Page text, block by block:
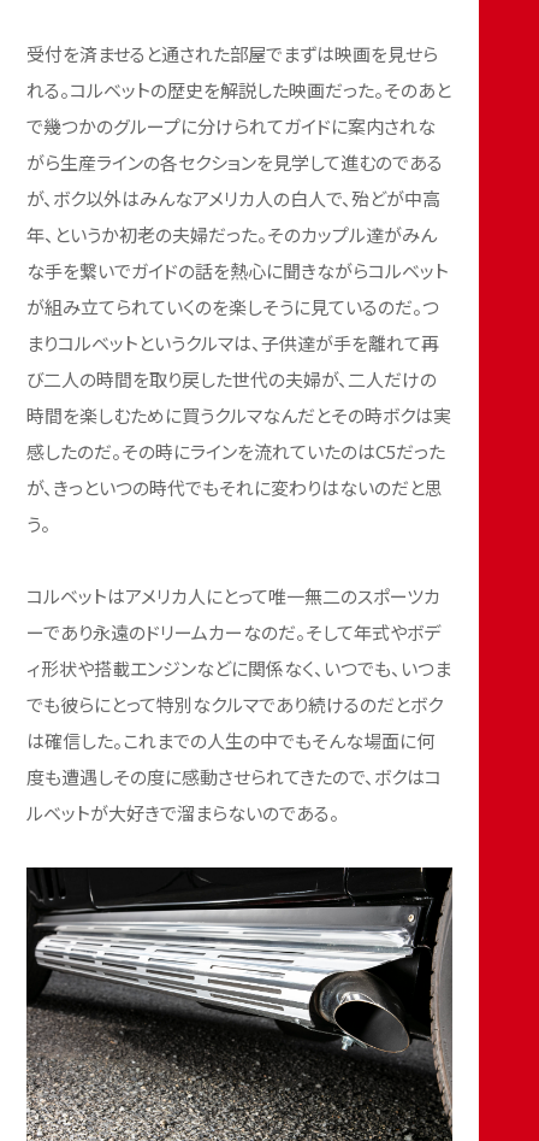
受付を済ませると通された部屋でまずは映画を見せら
れる。コルベットの歴史を解説した映画だった。そのあと
で幾つかのグループに分けられてガイドに案内されな
がら生産ラインの各セクションを見学して進むのである
が、ボク以外はみんなアメリカ人の白人で、殆どが中高
年、というか初老の夫婦だった。そのカップル達がみん
な手を繋いでガイドの話を熱心に聞きながらコルベット
が組み立てられていくのを楽しそうに見ているのだ。つ
まりコルベットというクルマは、子供達が手を離れて再
び二人の時間を取り戻した世代の夫婦が、二人だけの
時間を楽しむために買うクルマなんだとその時ボクは実
感したのだ。その時にラインを流れていたのはC5だった
が、きっといつの時代でもそれに変わりはないのだと思
う。
コルベットはアメリカ人にとって唯一無二のスポーツカ
ーであり永遠のドリームカーなのだ。そして年式やボデ
ィ形状や搭載エンジンなどに関係なく、いつでも、いつま
でも彼らにとって特別なクルマであり続けるのだとボク
は確信した。これまでの人生の中でもそんな場面に何
度も遭遇しその度に感動させられてきたので、ボクはコ
ルベットが大好きで溜まらないのである。